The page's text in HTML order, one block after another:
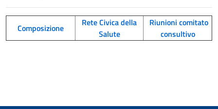
Composizione
Rete Civica della
Salute
Riunioni comitato
consultivo